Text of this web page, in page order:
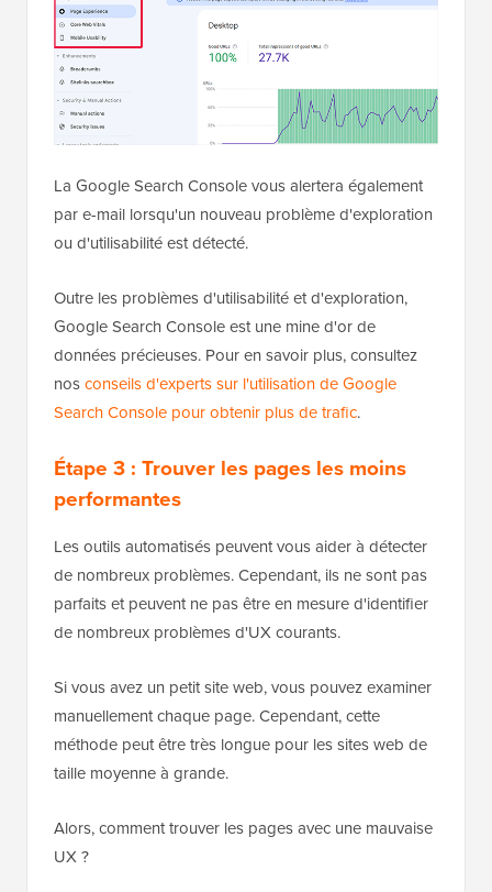
La Google Search Console vous alertera également
par e-mail lorsqu'un nouveau problème d'exploration
ou d'utilisabilité est détecté.
Outre les problèmes d'utilisabilité et d'exploration,
Google Search Console est une mine d'or de
données précieuses. Pour en savoir plus, consultez
nosconseils d'experts sur l'utilisation de Google
Search Console pour obtenir plus de trafic.
Étape 3 : Trouver les pages les moins
performantes
Les outils automatisés peuvent vous aider à détecter
de nombreux problèmes. Cependant, ils ne sont pas
parfaits et peuvent ne pas être en mesure d'identifier
de nombreux problèmes d'UX courants.
Si vous avez un petit site web, vous pouvez examiner
manuellement chaque page. Cependant, cette
méthode peut être très longue pour les sites web de
taille moyenne à grande.
Alors, comment trouver les pages avec une mauvaise
UX ?